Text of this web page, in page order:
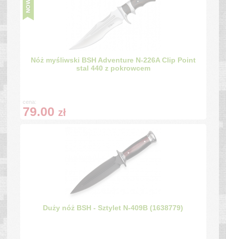
Nóż myśliwski BSH Adventure N-226A Clip Point
stal 440 z pokrowcem
cena:
79.00 zł
Duży nóż BSH - Sztylet N-409B (1638779)